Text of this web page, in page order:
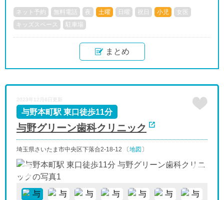
ネット予約 無料電話 夜 土曜 日曜 祝日 小児
女医
キッズスペース
駐車場
まとめ
2023年12月6日更新
与野グリーン歯科クリニック
与野本町駅 東口徒歩11分
埼玉県さいたま市中央区下落合2-18-12 〔地図〕